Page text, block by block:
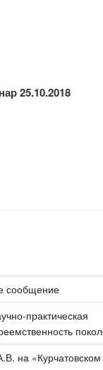
25.10.2018
сообщение
практическая
на